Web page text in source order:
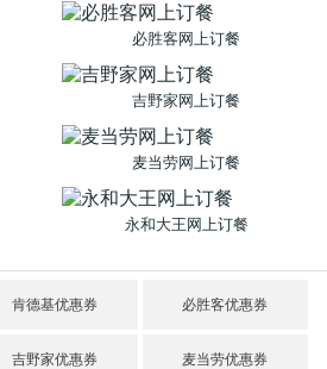
必胜客网上订餐
吉野家网上订餐
麦当劳网上订餐
永和大王网上订餐
肯德基优惠券 必胜客优惠券
吉野家优惠券 麦当劳优惠券